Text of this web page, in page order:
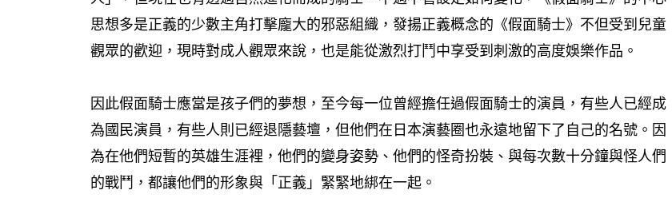
思想多是正義的少數主角打擊龐大的邪惡組織，發揚正義概念的《假面騎士》不但受到兒童
觀眾的歡迎，現時對成人觀眾來說，也是能從激烈打鬥中享受到刺激的高度娛樂作品。
因此假面騎士應當是孩子們的夢想，至今每一位曾經擔任過假面騎士的演員，有些人已經成
為國民演員，有些人則已經退隱藝壇，但他們在日本演藝圈也永遠地留下了自己的名號。因
為在他們短暫的英雄生涯裡，他們的變身姿勢、他們的怪奇扮裝、與每次數十分鐘與怪人們
的戰鬥，都讓他們的形象與「正義」緊緊地綁在一起。